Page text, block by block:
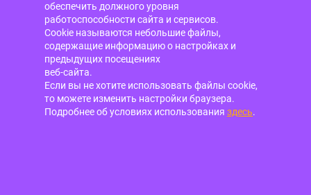
обеспечить должного уровня
работоспособности сайта и сервисов.
Cookie называются небольшие файлы,
содержащие информацию о настройках и
предыдущих посещениях
веб-сайта.
Если вы не хотите использовать файлы cookie,
то можете изменить настройки браузера.
Подробнее об условиях использования здесь.